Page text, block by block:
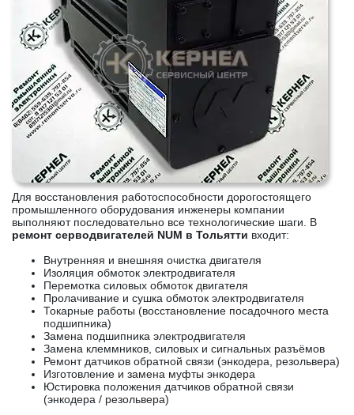
Для восстановления работоспособности дорогостоящего
промышленного оборудования инженеры компании
выполняют последовательно все технологические шаги. В
ремонт серводвигателей NUM в Тольятти входит:
Внутренняя и внешняя очистка двигателя
Изоляция обмоток электродвигателя
Перемотка силовых обмоток двигателя
Пролачивание и сушка обмоток электродвигателя
Токарные работы (восстановление посадочного места
подшипника)
Замена подшипника электродвигателя
Замена клеммников, силовых и сигнальных разъёмов
Ремонт датчиков обратной связи (энкодера, резольвера)
Изготовление и замена муфты энкодера
Юстировка положения датчиков обратной связи
(энкодера / резольвера)